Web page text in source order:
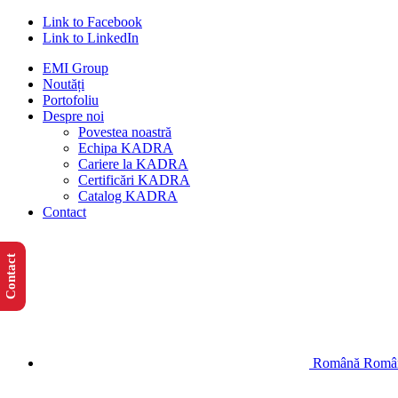
Link to Facebook
Link to LinkedIn
EMI Group
Noutăți
Portofoliu
Despre noi
Povestea noastră
Echipa KADRA
Cariere la KADRA
Certificări KADRA
Catalog KADRA
Contact
Română
Contact